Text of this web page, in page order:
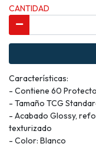
CANTIDAD
Características:
- Contiene 60
- Tamaño TCG
- Acabado Glossy,
texturizado
- Color: Blanco